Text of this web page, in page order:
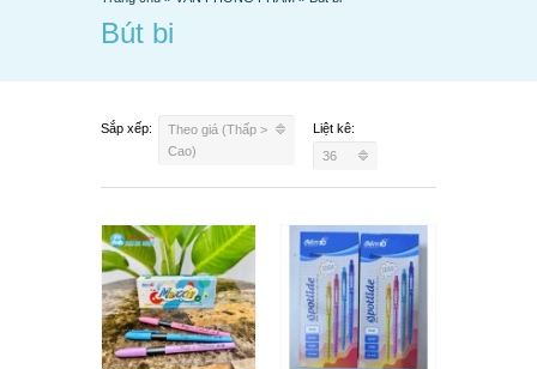
Bút bi
Sắp xếp:
Theo giá (Thấp >
Cao)
Liệt kê:
36